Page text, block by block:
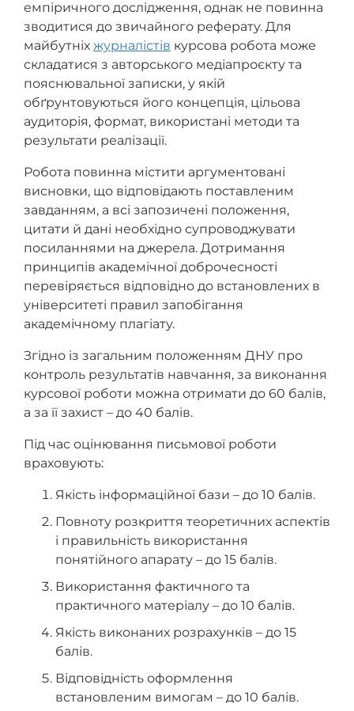
емпіричного дослідження, однак не повинна
зводитися до звичайного реферату. Для
майбутніх журналістів курсова робота може
складатися з авторського медіапроєкту та
пояснювальної записки, у якій
обґрунтовуються його концепція, цільова
аудиторія, формат, використані методи та
результати реалізації.
Робота повинна містити аргументовані
висновки, що відповідають поставленим
завданням, а всі запозичені положення,
цитати й дані необхідно супроводжувати
посиланнями на джерела. Дотримання
принципів академічної доброчесності
перевіряється відповідно до встановлених в
університеті правил запобігання
академічному плагіату.
Згідно із загальним положенням ДНУ про
контроль результатів навчання, за виконання
курсової роботи можна отримати до 60 балів,
а за її захист – до 40 балів.
Під час оцінювання письмової роботи
враховують:
Якість інформаційної бази – до 10 балів.
Повноту розкриття теоретичних аспектів
і правильність використання
понятійного апарату – до 15 балів.
Використання фактичного та
практичного матеріалу – до 10 балів.
Якість виконаних розрахунків – до 15
балів.
Відповідність оформлення
встановленим вимогам – до 10 балів.